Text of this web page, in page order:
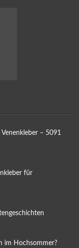
– 5091
für
im Hochsommer?